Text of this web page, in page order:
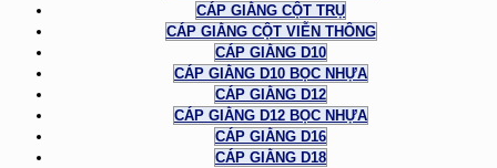
CÁP GIẰNG CỘT TRỤ
CÁP GIẰNG CỘT VIỄN THÔNG
CÁP GIẰNG D10
CÁP GIẰNG D10 BỌC NHỰA
CÁP GIẰNG D12
CÁP GIẰNG D12 BỌC NHỰA
CÁP GIẰNG D16
CÁP GIẰNG D18